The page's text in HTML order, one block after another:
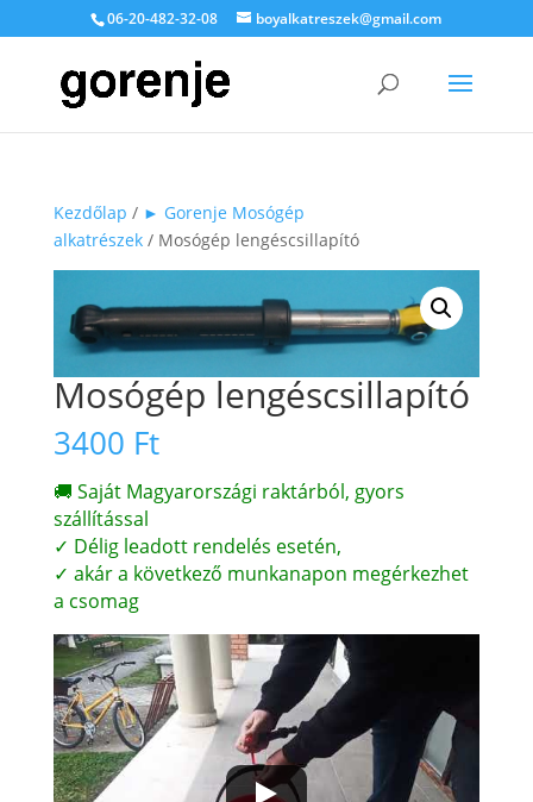
06-20-482-32-08 boyalkatreszek@gmail.com
Kezdőlap / ► Gorenje Mosógép
alkatrészek/ Mosógép lengéscsillapító
Mosógép lengéscsillapító
3400 Ft
🚚 Saját Magyarországi raktárból, gyors
szállítással
✓ Délig leadott rendelés esetén,
✓ akár a következő munkanapon megérkezhet
a csomag